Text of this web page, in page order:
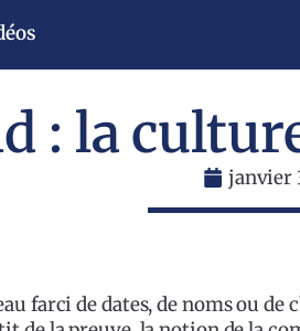
: la
janvier
farci de dates, de noms ou de